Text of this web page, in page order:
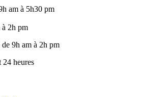
am à 5h30 pm
2h pm
9h am à 2h pm
24 heures